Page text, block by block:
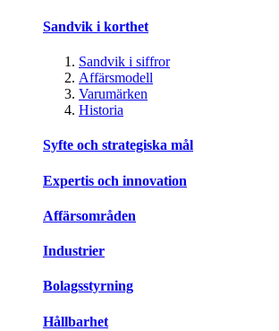
Sandvik i korthet
Sandvik i siffror
Affärsmodell
Varumärken
Historia
Syfte och strategiska mål
Expertis och innovation
Affärsområden
Industrier
Bolagsstyrning
Hållbarhet